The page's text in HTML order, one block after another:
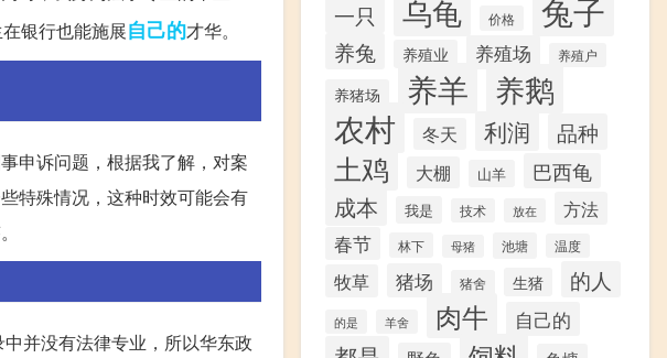
银行也能施展自己的才华。
申诉问题，根据我了解，对案
特殊情况，这种时效可能会有
并没有法律专业，所以华东政
一只 乌龟 价格 兔子
养兔 养殖业 养殖场 养殖户
养猪场 养羊 养鹅
农村 冬天 利润 品种
土鸡 大棚 山羊 巴西龟
成本 我是 技术 放在
方法
春节
林下 母猪 池塘 温度
牧草 猪场 猪舍 生猪 的人
的是 羊舍 肉牛 自己的